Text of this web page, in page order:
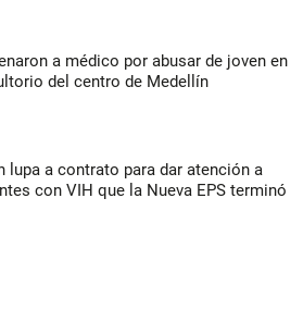
a médico por abusar de joven en
del centro de Medellín
lupa a contrato para dar atención a
con VIH que la Nueva EPS terminó